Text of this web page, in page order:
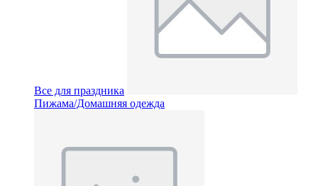
Все для праздника
Пижама/Домашняя одежда